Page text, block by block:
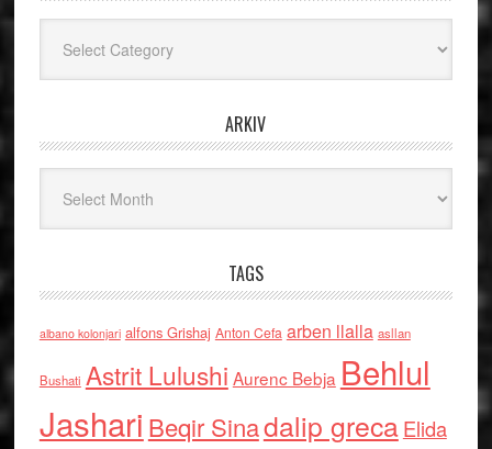
ARKIV
TAGS
albano kolonjari alfons Grishaj Anton Cefa arben llalla asllan
Bushati Astrit Lulushi Aurenc Bebja Behlul
Jashari Beqir Sinadalip grecaElida